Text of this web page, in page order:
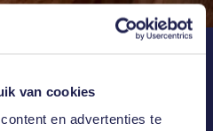
van cookies
en advertenties te